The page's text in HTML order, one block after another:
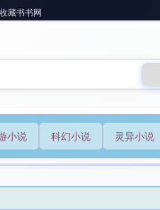
收藏书书网
小说 科幻小说 灵异小说